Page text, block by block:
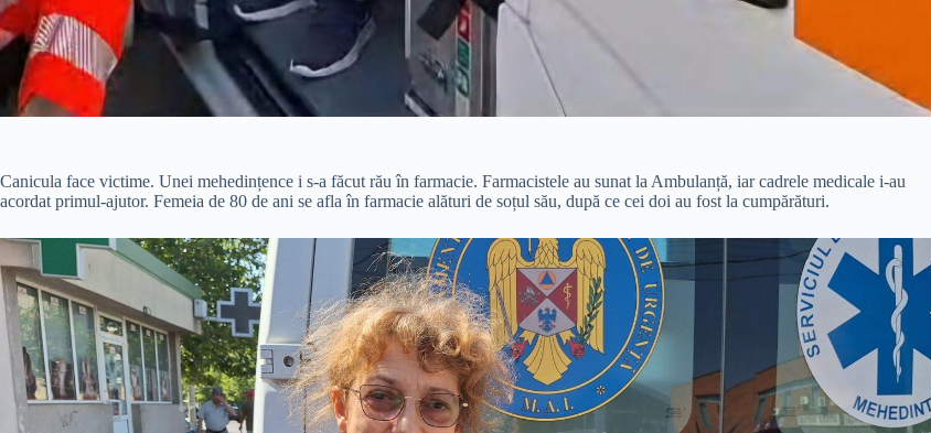
Canicula face victime. Unei mehedințence i s-a făcut rău în farmacie. Farmacistele au sunat la Ambulanță, iar cadrele medicale i-au
acordat primul-ajutor. Femeia de 80 de ani se afla în farmacie alături de soțul său, după ce cei doi au fost la cumpărături.